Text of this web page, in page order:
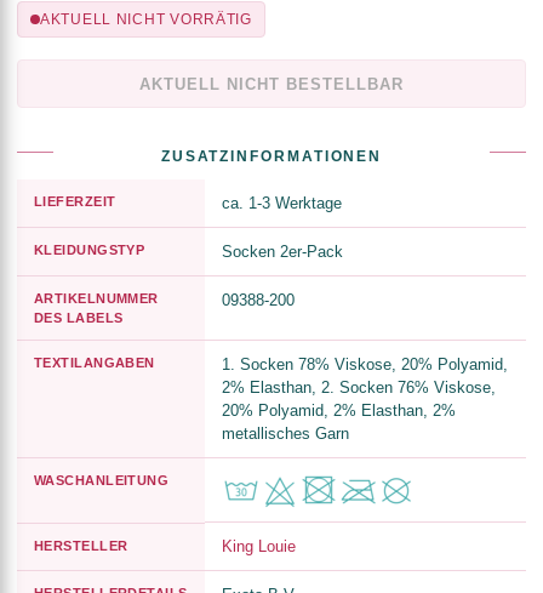
AKTUELL NICHT VORRÄTIG
AKTUELL NICHT BESTELLBAR
ZUSATZINFORMATIONEN
LIEFERZEIT ca. 1-3 Werktage
KLEIDUNGSTYP Socken 2er-Pack
ARTIKELNUMMER
DES LABELS
09388-200
TEXTILANGABEN
1. Socken 78% Viskose, 20% Polyamid,
2% Elasthan, 2. Socken 76% Viskose,
20% Polyamid, 2% Elasthan, 2%
metallisches Garn
WASCHANLEITUNG
HERSTELLER King Louie